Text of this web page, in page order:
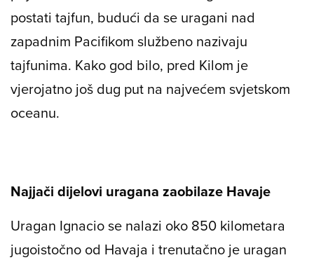
postati tajfun, budući da se uragani nad
zapadnim Pacifikom službeno nazivaju
tajfunima. Kako god bilo, pred Kilom je
vjerojatno još dug put na najvećem svjetskom
oceanu.
Najjači dijelovi uragana zaobilaze Havaje
Uragan Ignacio se nalazi oko 850 kilometara
jugoistočno od Havaja i trenutačno je uragan